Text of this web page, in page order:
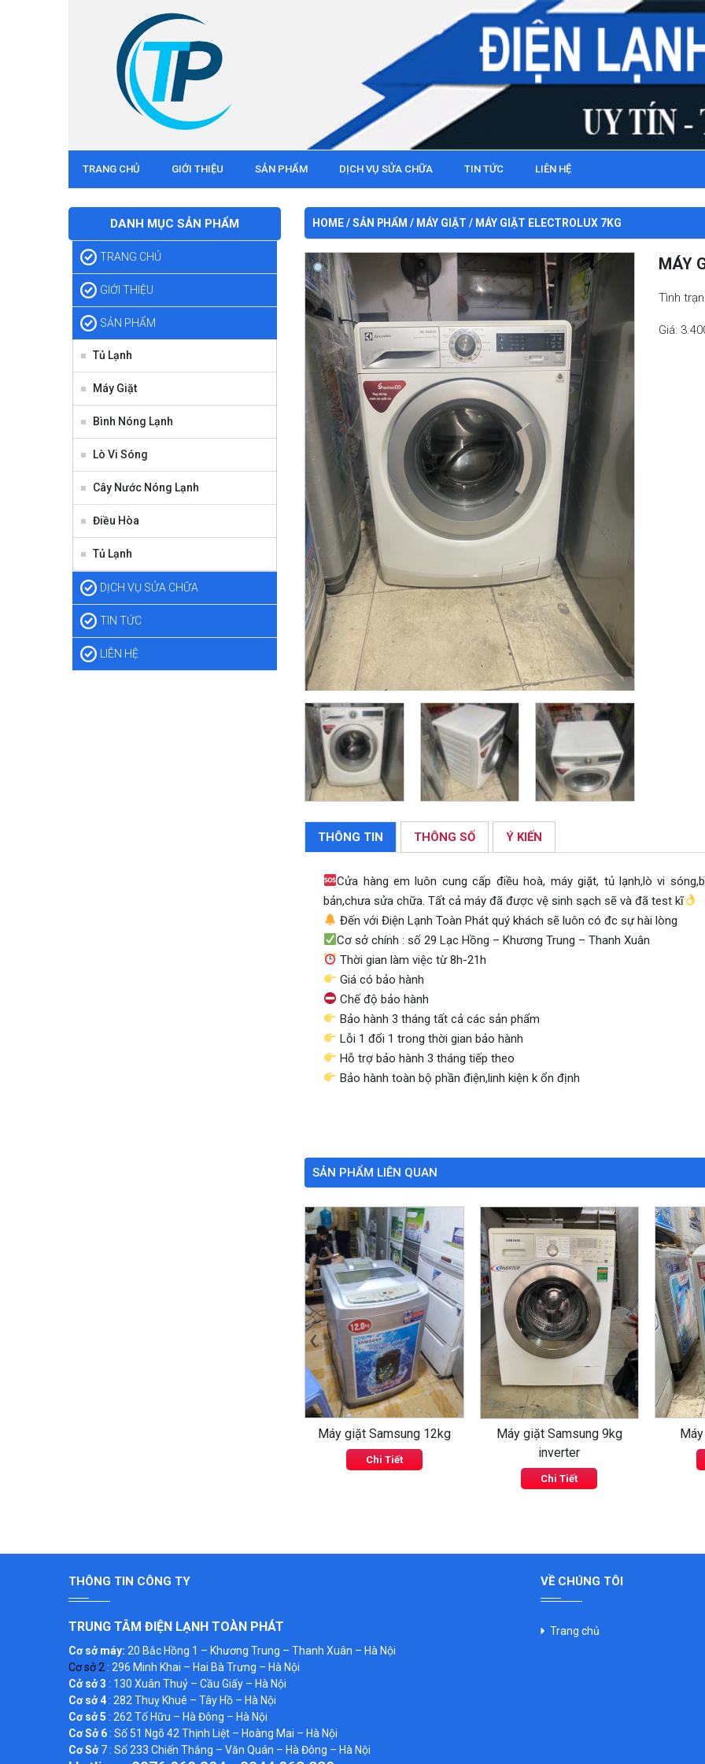
TRANG CHỦ GIỚI THIỆU SẢN PHẨM DỊCH VỤ SỬA CHỮA TIN TỨC LIÊN HỆ
DANH MỤC SẢN PHẨM
TRANG CHỦ
GIỚI THIỆU
SẢN PHẨM
Tủ Lạnh
Máy Giặt
Bình Nóng Lạnh
Lò Vi Sóng
Cây Nước Nóng Lạnh
Điều Hòa
Tủ Lạnh
DỊCH VỤ SỬA CHỮA
TIN TỨC
LIÊN HỆ
HOME/SẢN PHẨM / MÁY GIẶT / MÁY GIẶT ELECTROLUX 7KG
MÁY
Tình
Giá:
THÔNG TIN THÔNG SỐ Ý KIẾN
Cửa hàng em luôn cung cấp điều hoà, máy giặt, tủ lạnh,lò vi
bản,chưa sửa chữa. Tất cả máy đã được vệ sinh sạch sẽ và đã test kĩ
Đến với Điện Lạnh Toàn Phát quý khách sẽ luôn có đc sự hài lòng
Cơ sở chính : số 29 Lạc Hồng – Khương Trung – Thanh Xuân
Thời gian làm việc từ 8h-21h
Giá có bảo hành
Chế độ bảo hành
Bảo hành 3 tháng tất cả các sản phẩm
Lỗi 1 đổi 1 trong thời gian bảo hành
Hỗ trợ bảo hành 3 tháng tiếp theo
Bảo hành toàn bộ phần điện,linh kiện k ổn định
SẢN PHẨM LIÊN QUAN
Máy giặt Samsung 12kg
Chi Tiết
Máy giặt Samsung 9kg
inverter
Chi Tiết
‹
THÔNG TIN CÔNG TY
TRUNG TÂM ĐIỆN LẠNH TOÀN PHÁT
Cơ sở máy: 20 Bắc Hồng 1 – Khương Trung – Thanh Xuân – Hà Nội
Cơ sở 2: 296 Minh Khai – Hai Bà Trưng – Hà Nội
Cở sở 3 : 130 Xuân Thuỷ – Cầu Giấy – Hà Nội
Cơ sở 4: 282 Thuỵ Khuê – Tây Hồ – Hà Nội
Cơ sở 5 : 262 Tố Hữu – Hà Đông – Hà Nội
Cơ Sở 6: Số 51 Ngõ 42 Thịnh Liệt – Hoàng Mai – Hà Nội
Cơ Sở7 : Số 233 Chiến Thắng – Văn Quán – Hà Đông – Hà Nội
VỀ CHÚNG TÔI
Trang chủ